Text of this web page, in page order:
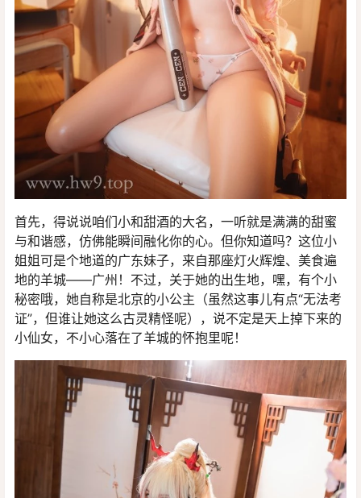
首先，得说说咱们小和甜酒的大名，一听就是满满的甜蜜
与和谐感，仿佛能瞬间融化你的心。但你知道吗？这位小
姐姐可是个地道的广东妹子，来自那座灯火辉煌、美食遍
地的羊城——广州！不过，关于她的出生地，嘿，有个小
秘密哦，她自称是北京的小公主（虽然这事儿有点“无法考
证”，但谁让她这么古灵精怪呢），说不定是天上掉下来的
小仙女，不小心落在了羊城的怀抱里呢！